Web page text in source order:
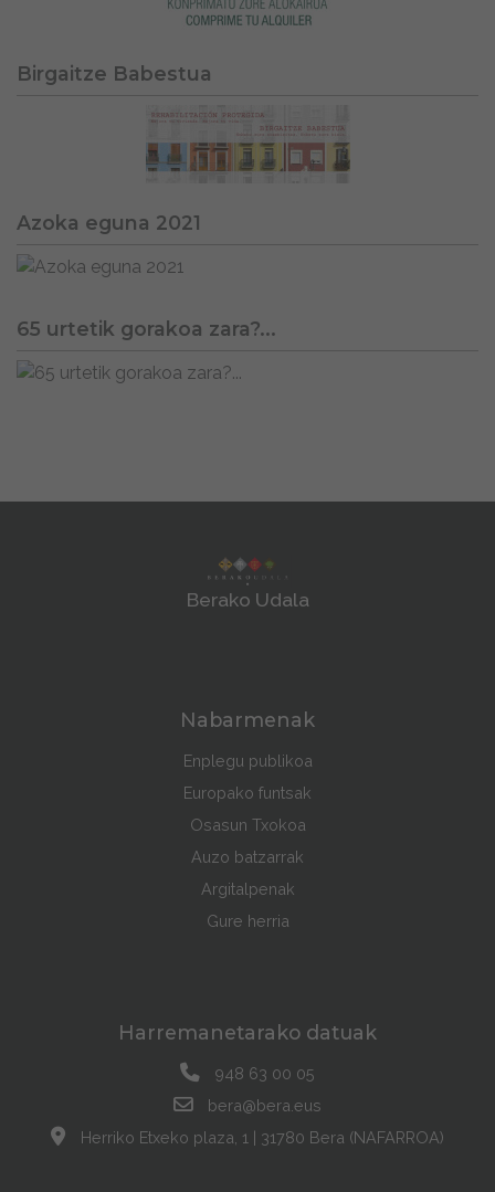
Birgaitze Babestua
Azoka eguna 2021
65 urtetik gorakoa zara?...
Berako Udala
Nabarmenak
Enplegu publikoa
Europako funtsak
Osasun Txokoa
Auzo batzarrak
Argitalpenak
Gure herria
Harremanetarako datuak
948 63 00 05
bera@bera.eus
Herriko Etxeko plaza, 1 | 31780 Bera (NAFARROA)